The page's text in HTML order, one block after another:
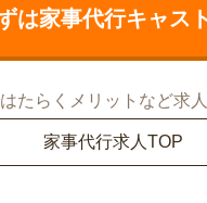
は家事代行キャス
たらくメリットなど求
家事代行求人TOP